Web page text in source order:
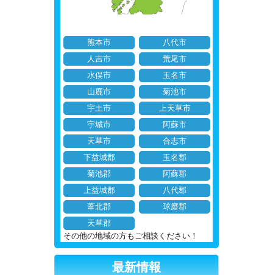
熊本市
八代市
人吉市
荒尾市
水俣市
玉名市
山鹿市
菊池市
宇土市
上天草市
宇城市
阿蘇市
天草市
合志市
下益城郡
玉名郡
菊池郡
阿蘇郡
上益城郡
八代郡
葦北郡
球磨郡
天草郡
その他の地域の方もご相談ください！
最新情報